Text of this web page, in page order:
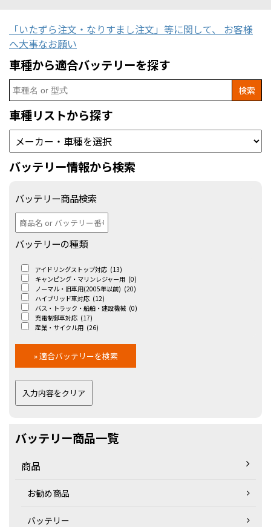
「いたずら注文・なりすまし注文」等に関して、 お客様
へ大事なお願い
車種から適合バッテリーを探す
Search
for:
車種リストから探す
バッテリー情報から検索
バッテリー商品検索
バッテリーの種類
アイドリングストップ対応 (13)
キャンピング・マリンレジャー用 (0)
ノーマル・旧車用(2005年以前) (20)
ハイブリッド車対応 (12)
バス・トラック・船舶・建設機械 (0)
充電制御車対応 (17)
産業・サイクル用 (26)
バッテリー商品一覧
商品
お勧め商品
バッテリー